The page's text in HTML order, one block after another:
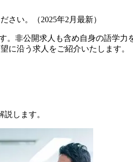
い。（2025年2月最新）
。非公開求人も含め自身の語学
に沿う求人をご紹介いたします。
します。